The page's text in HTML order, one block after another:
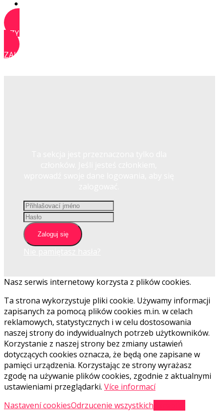
UZYSKAJ DOSTĘP
ZALOGUJ SIĘ
Zaloguj się
Nasz serwis internetowy korzysta z plików cookies.
Ta strona wykorzystuje pliki cookie. Używamy informacji
zapisanych za pomocą plików cookies m.in. w celach
reklamowych, statystycznych i w celu dostosowania
naszej strony do indywidualnych potrzeb użytkowników.
Korzystanie z naszej strony bez zmiany ustawień
dotyczących cookies oznacza, że będą one zapisane w
pamięci urządzenia. Korzystając ze strony wyrażasz
zgodę na używanie plików cookies, zgodnie z aktualnymi
ustawieniami przeglądarki. Více informací
Nastavení cookiesOdrzucenie wszystkich